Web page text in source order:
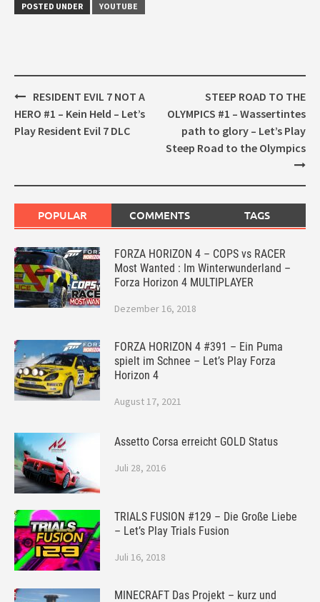
POSTED UNDER YOUTUBE
Post
navigation
RESIDENT EVIL 7 NOT A
HERO #1 – Kein Held – Let’s
Play Resident Evil 7 DLC
STEEP ROAD TO THE
OLYMPICS #1 – Wassertintes
path to glory – Let’s Play
Steep Road to the Olympics
POPULAR COMMENTS TAGS
FORZA HORIZON 4 – COPS vs RACER
Most Wanted : Im Winterwunderland –
Forza Horizon 4 MULTIPLAYER
Dezember 16, 2018
FORZA HORIZON 4 #391 – Ein Puma
spielt im Schnee – Let’s Play Forza
Horizon 4
August 17, 2021
Assetto Corsa erreicht GOLD Status
Juli 28, 2016
TRIALS FUSION #129 – Die Große Liebe
– Let’s Play Trials Fusion
Juli 16, 2018
MINECRAFT Das Projekt – kurz und